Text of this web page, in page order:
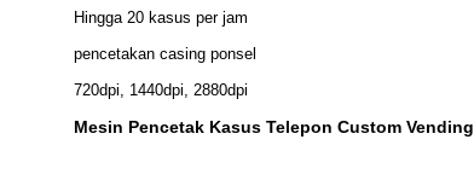
Hingga 20 kasus per jam
pencetakan casing ponsel
720dpi, 1440dpi, 2880dpi
Mesin Pencetak Kasus Telepon Custom Vending